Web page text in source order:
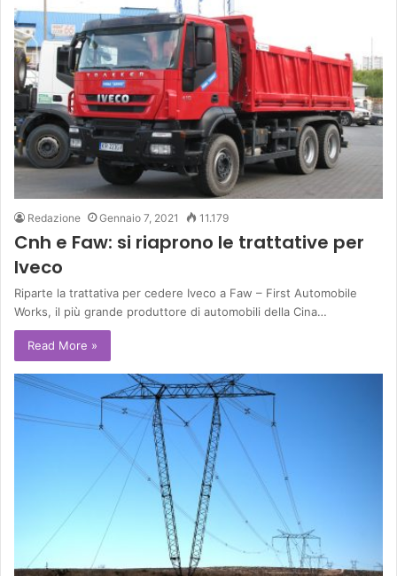
Redazione Gennaio 7, 2021 11.179
Cnh e Faw: si riaprono le trattative per
Iveco
Riparte la trattativa per cedere Iveco a Faw – First Automobile
Works, il più grande produttore di automobili della Cina…
Read More »